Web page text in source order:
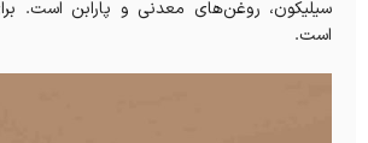
سیلیکون، روغن‌های معدنی و پارابن است.
است.